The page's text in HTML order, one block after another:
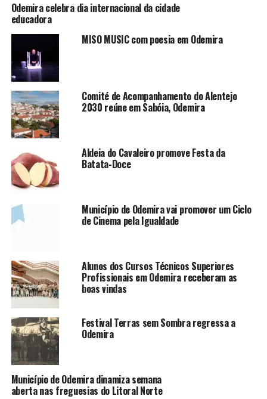
Odemira celebra dia internacional da cidade
educadora
MISO MUSIC com poesia em Odemira
Comité de Acompanhamento do Alentejo
2030 reúne em Sabóia, Odemira
Aldeia do Cavaleiro promove Festa da
Batata-Doce
Município de Odemira vai promover um Ciclo
de Cinema pela Igualdade
Alunos dos Cursos Técnicos Superiores
Profissionais em Odemira receberam as
boas vindas
Festival Terras sem Sombra regressa a
Odemira
Município de Odemira dinamiza semana
aberta nas freguesias do Litoral Norte